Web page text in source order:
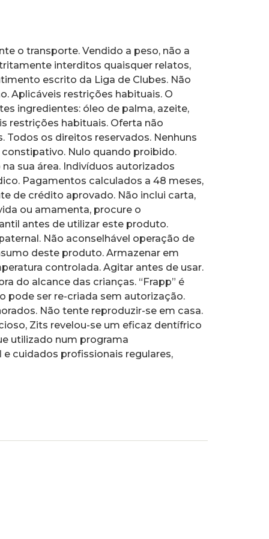
o transporte. Vendido a peso, não a
interditos quaisquer relatos,
escrito da Liga de Clubes. Não
Aplicáveis restrições habituais. O
ingredientes: óleo de palma, azeite,
restrições habituais. Oferta não
os direitos reservados. Nenhuns
Nulo quando proibido.
sua área. Indivíduos autorizados
Pagamentos calculados a 48 meses,
de crédito aprovado. Não inclui carta,
ou amamenta, procure o
antes de utilizar este produto.
Não aconselhável operação de
deste produto. Armazenar em
controlada. Agitar antes de usar.
do alcance das crianças. “Frapp” é
pode ser re-criada sem autorização.
Não tente reproduzir-se em casa.
Zits revelou-se um eficaz dentífrico
utilizado num programa
cuidados profissionais regulares,